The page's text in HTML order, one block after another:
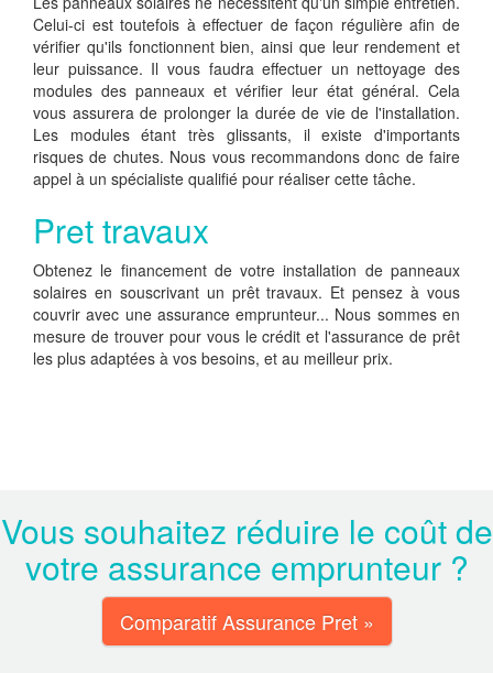
Celui-ci est toutefois à effectuer de façon régulière afin de
vérifier qu'ils fonctionnent bien, ainsi que leur rendement et
leur puissance. Il vous faudra effectuer un nettoyage des
modules des panneaux et vérifier leur état général. Cela
vous assurera de prolonger la durée de vie de l'installation.
Les modules étant très glissants, il existe d'importants
risques de chutes. Nous vous recommandons donc de faire
appel à un spécialiste qualifié pour réaliser cette tâche.
Pret travaux
Obtenez le financement de votre installation de panneaux
solaires en souscrivant un prêt travaux. Et pensez à vous
couvrir avec une assurance emprunteur... Nous sommes en
mesure de trouver pour vous le crédit et l'assurance de prêt
les plus adaptées à vos besoins, et au meilleur prix.
Vous souhaitez réduire le coût de
votre assurance emprunteur ?
Comparatif Assurance Pret »